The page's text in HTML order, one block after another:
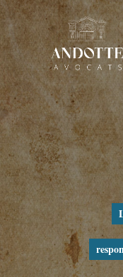
Hit enter to